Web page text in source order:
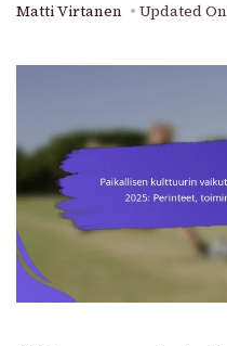
Matti Virtanen Updated On